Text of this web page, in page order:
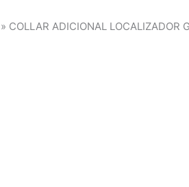
» COLLAR ADICIONAL LOCALIZADOR